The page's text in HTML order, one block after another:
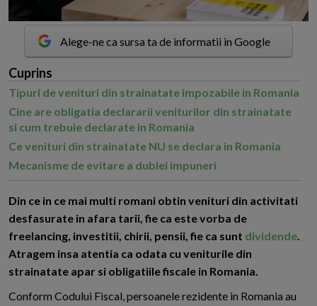
Alege-ne ca sursa ta de informatii in Google
Cuprins
Tipuri de venituri din strainatate impozabile in Romania
Cine are obligatia declararii veniturilor din strainatate
si cum trebuie declarate in Romania
Ce venituri din strainatate NU se declara in Romania
Mecanisme de evitare a dublei impuneri
Din ce in ce mai multi romani obtin venituri din activitati
desfasurate in afara tarii, fie ca este vorba de
freelancing, investitii, chirii, pensii, fie ca sunt dividende.
Atragem insa atentia ca odata cu veniturile din
strainatate apar si obligatiile fiscale in Romania.
Conform Codului Fiscal, persoanele rezidente in Romania au